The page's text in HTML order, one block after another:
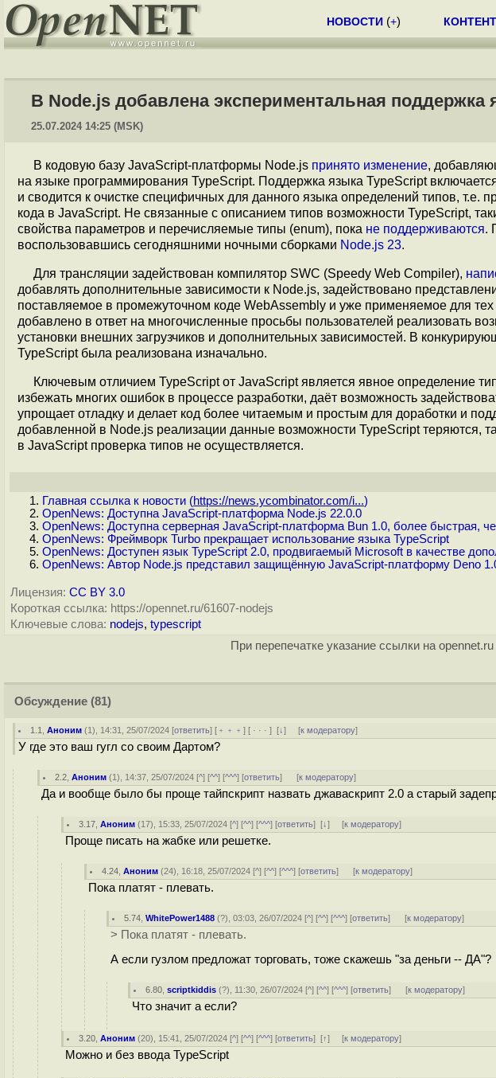
НОВОСТИ (+) КОНТЕНТ
В Node.js добавлена экспериментальная поддержка
25.07.2024 14:25 (MSK)
В кодовую базу JavaScript-платформы Node.js принято изменение,
на языке программирования TypeScript. Поддержка языка TypeScript
и сводится к очистке специфичных для данного языка определений типов,
кода в JavaScript. Не связанные с описанием типов возможности TypeScript,
свойства параметров и перечисляемые типы (enum), пока не поддерживаются.
воспользовавшись сегодняшними ночными сборками Node.js 23.
Для трансляции задействован компилятор SWC (Speedy Web Compiler),
добавлять дополнительные зависимости к Node.js, задействовано
поставляемое в промежуточном коде WebAssembly и уже применяемое для
добавлено в ответ на многочисленные просьбы пользователей реализовать
установки внешних загрузчиков и дополнительных зависимостей. В
TypeScript была реализована изначально.
Ключевым отличием TypeScript от JavaScript является явное определение
избежать многих ошибок в процессе разработки, даёт возможность
упрощает отладку и делает код более читаемым и простым для доработки и
добавленной в Node.js реализации данные возможности TypeScript теряются,
в JavaScript проверка типов не осуществляется.
Главная ссылка к новости (https://news.ycombinator.com/i...)
OpenNews: Доступна JavaScript-платформа Node.js 22.0.0
OpenNews: Доступна серверная JavaScript-платформа Bun 1.0, более быстрая,
OpenNews: Фреймворк Turbo прекращает использование языка TypeScript
OpenNews: Доступен язык TypeScript 2.0, продвигаемый Microsoft в качестве
OpenNews: Автор Node.js представил защищённую JavaScript-платформу Deno
Лицензия: CC BY 3.0
Короткая ссылка: https://opennet.ru/61607-nodejs
Ключевые слова: nodejs, typescript
При перепечатке указание ссылки на
Обсуждение (81)
1.1 ,Аноним (1), 14:31, 25/07/2024 [ответить] [ ﹢﹢﹢] [ · · ·][↓] [к модератору]
У где это ваш гугл со своим Дартом?
2.2 ,Аноним (1), 14:37, 25/07/2024 [^] [^^] [^^^] [ответить] [к модератору]
Да и вообще было бы проще тайпскрипт назвать джаваскрипт 2.0 а старый
3.17 ,Аноним (17), 15:33, 25/07/2024 [^] [^^] [^^^] [ответить][↓] [к модератору]
Проще писать на жабке или решетке.
4.24 ,Аноним (24), 16:18, 25/07/2024 [^] [^^] [^^^] [ответить] [к модератору]
Пока платят - плевать.
5.74 ,WhitePower1488 (?), 03:03, 26/07/2024 [^] [^^] [^^^] [ответить] [к модератору]
> Пока платят - плевать.
А если гyзлoм предложат торговать, тоже скaжешь "за деньги -- ДА"?
6.80 ,scriptkiddis (?), 11:30, 26/07/2024 [^] [^^] [^^^] [ответить] [к модератору]
Что значит а если?
3.20 ,Аноним (20), 15:41, 25/07/2024 [^] [^^] [^^^] [ответить][↑] [к модератору]
Можно и без ввода TypeScript